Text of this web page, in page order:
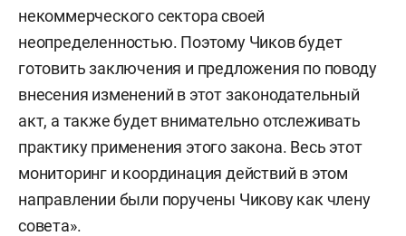
некоммерческого сектора своей
неопределенностью. Поэтому Чиков будет
готовить заключения и предложения по поводу
внесения изменений в этот законодательный
акт, а также будет внимательно отслеживать
практику применения этого закона. Весь этот
мониторинг и координация действий в этом
направлении были поручены Чикову как члену
совета».